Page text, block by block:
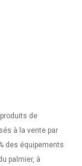
de
à la vente par
des équipements
palmier, à